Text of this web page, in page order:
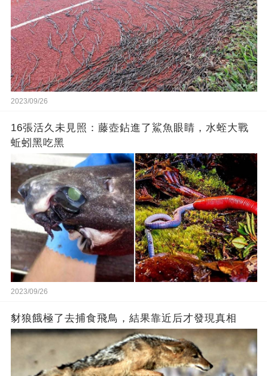
2023/09/26
16張活久未見照：藤壺鉆進了鯊魚眼睛，水蛭大戰
蚯蚓黑吃黑
2023/09/26
豺狼餓極了去捕食飛鳥，結果靠近后才發現真相